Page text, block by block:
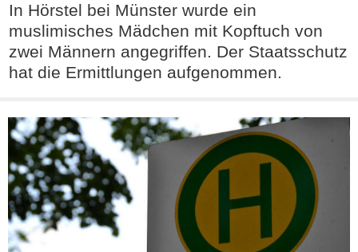
DEBATTE
In Hörstel bei Münster wurde ein
muslimisches Mädchen mit Kopftuch von
zwei Männern angegriffen. Der Staatsschutz
hat die Ermittlungen aufgenommen.